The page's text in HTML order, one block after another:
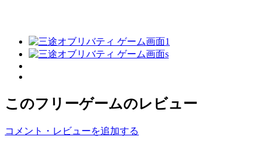
このフリーゲームのレビュー
コメント・レビューを追加する